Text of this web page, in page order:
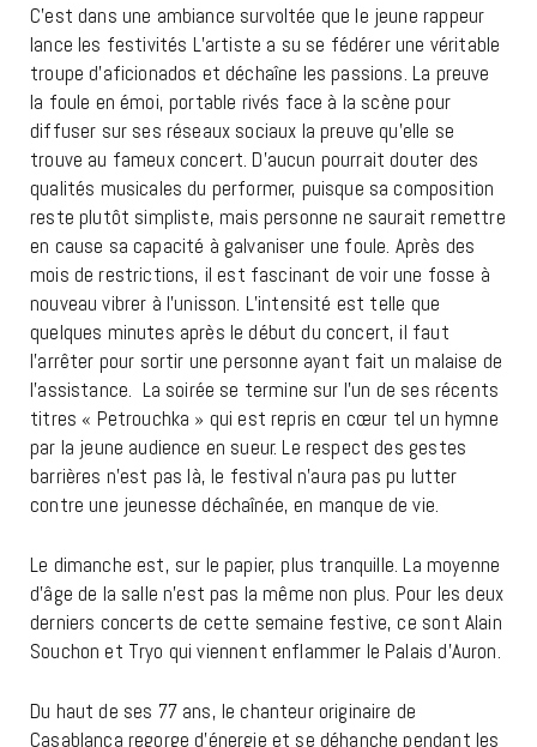
C’est dans une ambiance survoltée que le jeune rappeur
lance les festivités L’artiste a su se fédérer une véritable
troupe d’aficionados et déchaîne les passions. La preuve
la foule en émoi, portable rivés face à la scène pour
diffuser sur ses réseaux sociaux la preuve qu’elle se
trouve au fameux concert. D’aucun pourrait douter des
qualités musicales du performer, puisque sa composition
reste plutôt simpliste, mais personne ne saurait remettre
en cause sa capacité à galvaniser une foule. Après des
mois de restrictions, il est fascinant de voir une fosse à
nouveau vibrer à l’unisson. L’intensité est telle que
quelques minutes après le début du concert, il faut
l’arrêter pour sortir une personne ayant fait un malaise de
l’assistance. La soirée se termine sur l’un de ses récents
titres « Petrouchka » qui est repris en cœur tel un hymne
par la jeune audience en sueur. Le respect des gestes
barrières n’est pas là, le festival n’aura pas pu lutter
contre une jeunesse déchaînée, en manque de vie.
Le dimanche est, sur le papier, plus tranquille. La moyenne
d’âge de la salle n’est pas la même non plus. Pour les deux
derniers concerts de cette semaine festive, ce sont Alain
Souchon et Tryo qui viennent enflammer le Palais d’Auron.
Du haut de ses 77 ans, le chanteur originaire de
Casablanca regorge d’énergie et se déhanche pendant les